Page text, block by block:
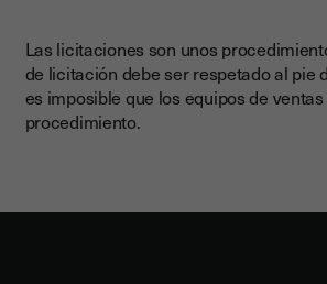
Las licitaciones son unos
de licitación debe ser respetado al pie
es imposible que los equipos de
procedimiento.